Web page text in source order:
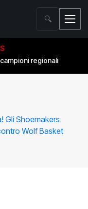
🔍
regionali
Gli Shoemakers
Wolf Basket